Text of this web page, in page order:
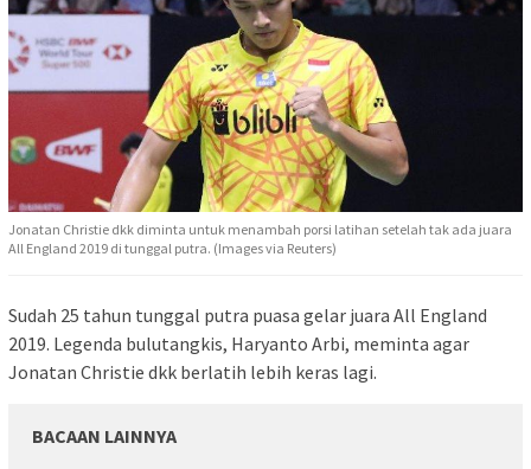
Jonatan Christie dkk diminta untuk menambah porsi latihan setelah tak ada juara
All England 2019 di tunggal putra. (Images via Reuters)
Sudah 25 tahun tunggal putra puasa gelar juara All England
2019. Legenda bulutangkis, Haryanto Arbi, meminta agar
Jonatan Christie dkk berlatih lebih keras lagi.
BACAAN LAINNYA